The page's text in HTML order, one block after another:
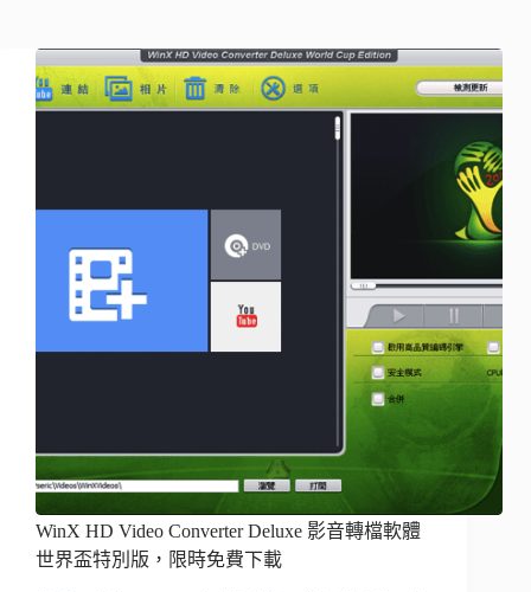
WinX HD Video Converter Deluxe 影音轉檔軟體
世界盃特別版，限時免費下載